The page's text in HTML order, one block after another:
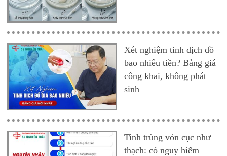
Xét nghiệm tinh dịch đồ
bao nhiêu tiền? Bảng giá
công khai, không phát
sinh
Tinh trùng vón cục như
thạch: có nguy hiểm